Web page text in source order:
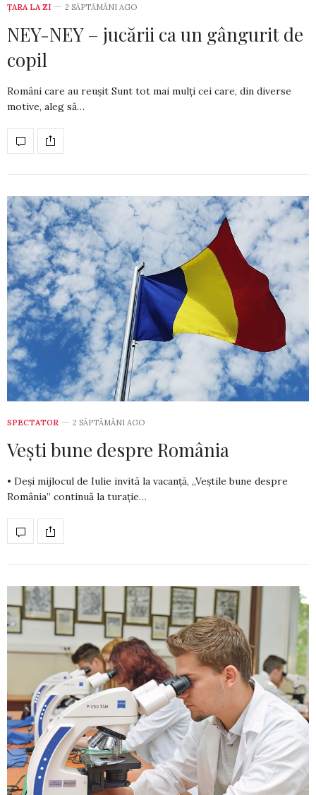
ȚARA LA ZI 2 SĂPTĂMÂNI AGO
NEY-NEY – jucării ca un gângurit de
copil
Români care au reușit Sunt tot mai mulți cei care, din diverse
motive, aleg să…
SPECTATOR 2 SĂPTĂMÂNI AGO
Vești bune despre România
• Deși mijlocul de Iulie invită la vacanță, „Veștile bune despre
România” continuă la turație…